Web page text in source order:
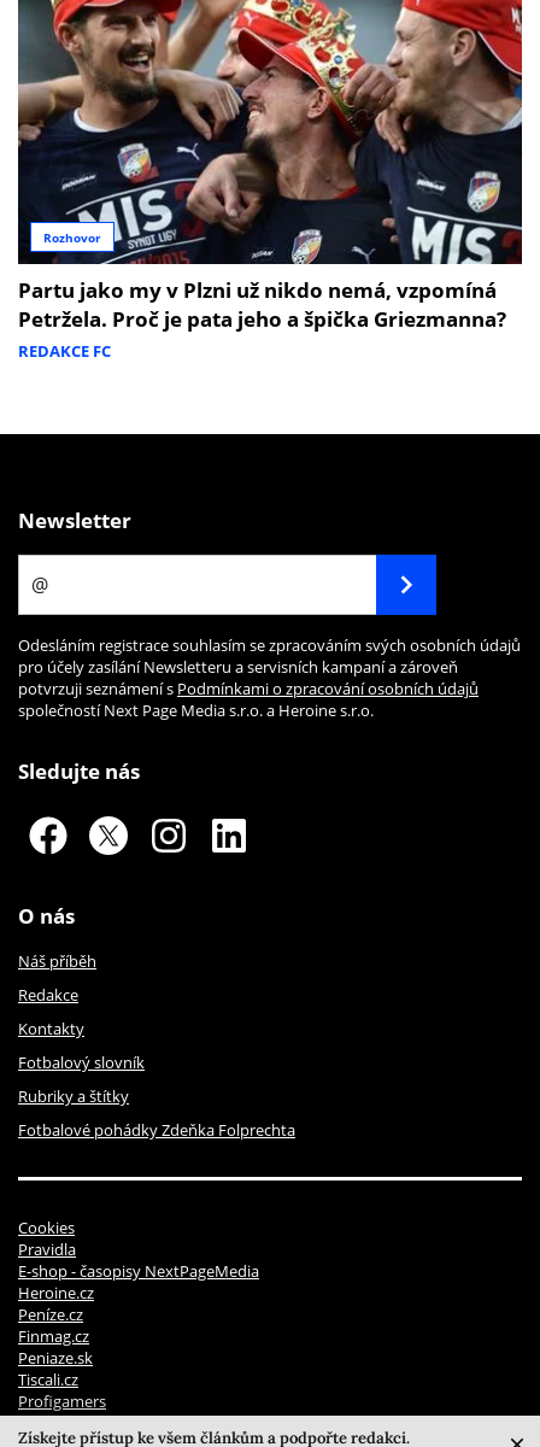
Rozhovor
Partu jako my v Plzni už nikdo nemá, vzpomíná
Petržela. Proč je pata jeho a špička Griezmanna?
REDAKCE FC
Newsletter
Odesláním registrace souhlasím se zpracováním svých osobních údajů
pro účely zasílání Newsletteru a servisních kampaní a zároveň
potvrzuji seznámení s Podmínkami o zpracování osobních údajů
společností Next Page Media s.r.o. a Heroine s.r.o.
Sledujte nás
O nás
Náš příběh
Redakce
Kontakty
Fotbalový slovník
Rubriky a štítky
Fotbalové pohádky Zdeňka Folprechta
Cookies
Pravidla
E-shop - časopisy NextPageMedia
Heroine.cz
Peníze.cz
Finmag.cz
Peniaze.sk
Tiscali.cz
Profigamers
Pravidla soutěží
Získejte přístup ke všem článkům a podpořte redakci.